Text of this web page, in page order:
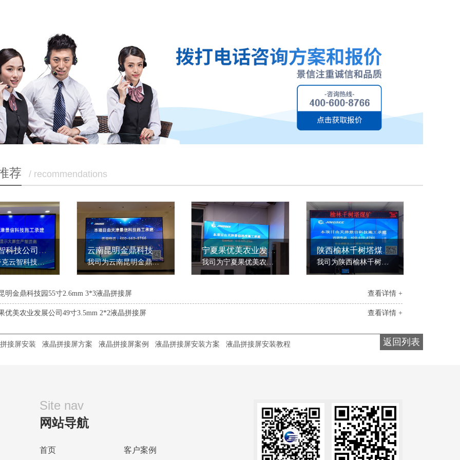
荐 / recommendations
夸克云智科技公司天津分公司55寸3.5mm 3*3液晶拼接屏
我司为夸克云智科技公司天津分公司安装了一套55寸3*3液晶拼接屏，采用的是3.5mm拼缝，品牌是格利图。夸克云智科技公司天津分公司需要安装液晶拼接屏，用于公司会议室开会使用。我司景信科技高级工程师达到现场勘查之后，根据预留位置定制了一套55寸3*3液晶拼接屏。安装完毕后，所呈现画面清晰，在会议室的座位上可以......
云南昆明金鼎科技园55寸2.6mm 3*3液晶拼接屏
我司为云南昆明金鼎科技园安装了一套55寸3*3液晶拼接屏，采用的是2.6mm拼缝，品牌是格利图。云南昆明金鼎科技园需要安装液晶拼接屏，用于会议室。我司景信科技高级工程师达到现场勘查之后，根据预留位置定制了一55寸3*3液晶拼接屏。安装方式采用的是液压前维护。安装完毕后，所呈现画面清晰，与会人员可以在各个......
宁夏果优美农业发展公司49寸3.5mm 2*2液晶拼接屏
我司为宁夏果优美农业发展公司安装了一套49寸2*2液晶拼接屏，采用的是3.5mm拼缝，品牌是格利图。宁夏果优美农业发展公司需要安装一套液晶拼接屏，用于展示摄像头所监控区域画面。我司景信科技高级工程师达到现场勘查之后，根据预留位置定制了49寸2*2液晶拼接屏。安装完毕后，所呈现画面清晰，播放流畅，无卡顿。液晶......
陕西榆林千树塔煤矿49寸3.5mm 3*4液晶拼接屏和单红条型屏
我司为陕西榆林千树塔煤矿安装了一套49寸3*4液晶拼接屏，采用的是3.5mm拼缝，品牌是格利图。陕西榆林千树塔煤矿需要在监控室安装一套液晶拼接屏。我司景信科技高级工程师达到现场勘查之后，根据客户实际需求定制了49寸3*4液晶拼接屏，采用的是机柜式安装，整体面积尺寸较大，安装完毕后，所呈现画面清晰，播放流畅，......
查看详情 +
明金鼎科技园55寸2.6mm 3*3液晶拼接屏
查看详情 +
优美农业发展公司49寸3.5mm 2*2液晶拼接屏
返回列表
接屏安装 液晶拼接屏方案 液晶拼接屏案例 液晶拼接屏安装方案 液晶拼接屏安装教程
Site nav
网站导航
首页 客户案例